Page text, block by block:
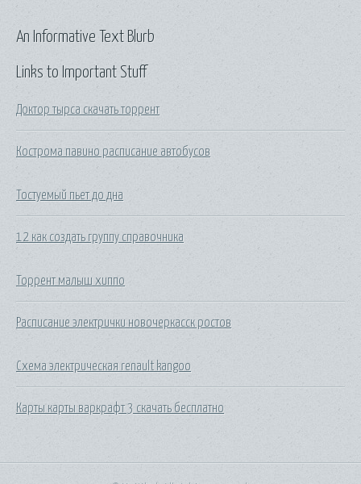
Links to Important Stuff
Доктор тырса скачать торрент
Кострома павино расписание автобусов
Тостуемый пьет до дна
12 как создать группу справочника
Торрент малыш хиппо
Расписание электрички новочеркасск ростов
Схема электрическая renault kangoo
Карты карты варкрафт 3 скачать бесплатно
An Informative Text Blurb